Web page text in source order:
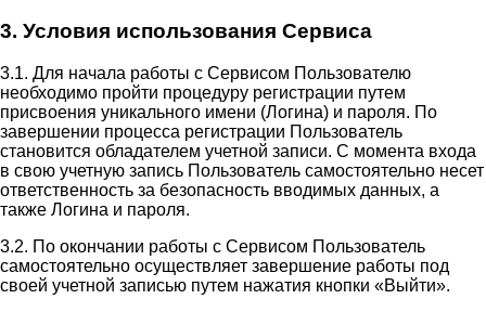
3. Условия использования Сервиса
3.1. Для начала работы с Сервисом Пользователю
необходимо пройти процедуру регистрации путем
присвоения уникального имени (Логина) и пароля. По
завершении процесса регистрации Пользователь
становится обладателем учетной записи. С момента входа
в свою учетную запись Пользователь самостоятельно несет
ответственность за безопасность вводимых данных, а
также Логина и пароля.
3.2. По окончании работы с Сервисом Пользователь
самостоятельно осуществляет завершение работы под
своей учетной записью путем нажатия кнопки «Выйти».